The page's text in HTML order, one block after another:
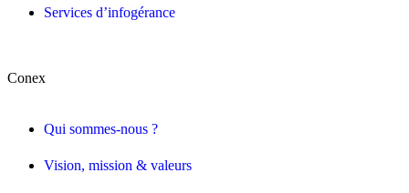
Services d’infogérance
Conex
Qui sommes-nous ?
Vision, mission & valeurs